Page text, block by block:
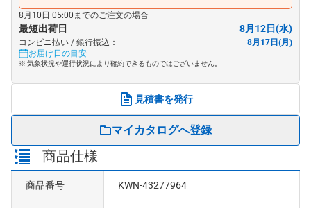
8月10日 05:00までのご注文の場合
最短出荷日 8月12日(水)
コンビニ払い / 銀行振込：
8月17日(月)
お届け日の目安
※ 気象状況や運行状況により確約できるものではございません。
見積書を発行
マイカタログへ登録
商品仕様
商品番号 KWN-43277964